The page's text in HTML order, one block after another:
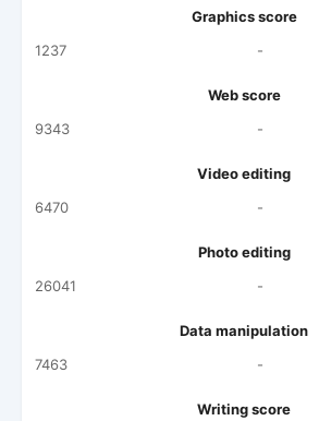
Graphics score
1237
-
Web score
9343
-
Video editing
6470
-
Photo editing
26041
-
Data manipulation
7463
-
Writing score